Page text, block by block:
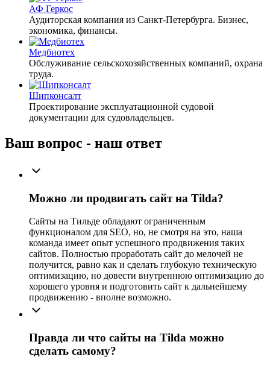
АФ Геркос
Аудиторская компания из Санкт-Петербурга. Бизнес,
экономика, финансы.
Медбиотех
Обслуживание сельскохозяйственных компаний, охрана
труда.
Шипконсалт
Проектирование эксплуатационной судовой
документации для судовладельцев.
Ваш вопрос - наш ответ
Можно ли продвигать сайт на Tilda?
Сайты на Тильде обладают ограниченным
функционалом для SEO, но, не смотря на это, наша
команда имеет опыт успешного продвижения таких
сайтов. Полностью проработать сайт до мелочей не
получится, равно как и сделать глубокую техническую
оптимизацию, но довести внутреннюю оптимизацию до
хорошего уровня и подготовить сайт к дальнейшему
продвижению - вполне возможно.
Правда ли что сайты на Tilda можно
сделать самому?